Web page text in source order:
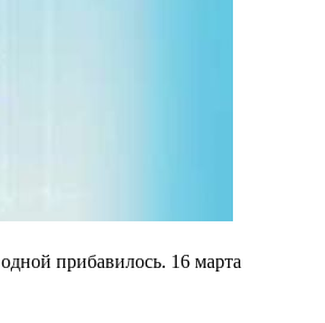
прибавилось. 16 марта